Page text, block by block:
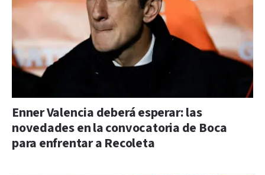
Enner Valencia deberá esperar: las
novedades en la convocatoria de Boca
para enfrentar a Recoleta